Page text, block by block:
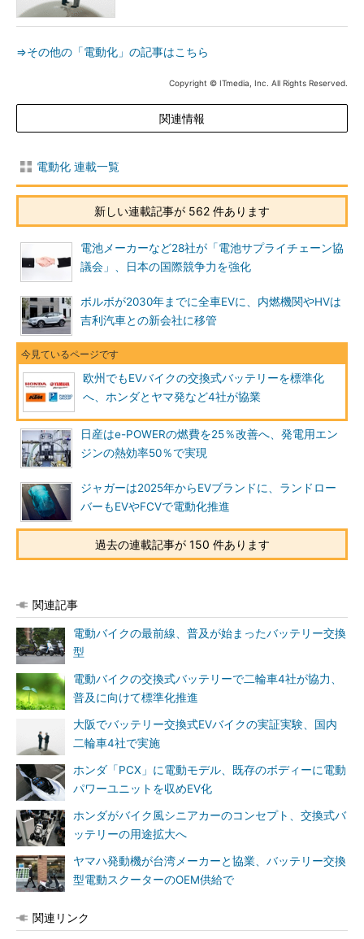
⇒その他の「電動化」の記事はこちら
Copyright © ITmedia, Inc. All Rights Reserved.
関連情報
電動化 連載一覧
新しい連載記事が 562 件あります
電池メーカーなど28社が「電池サプライチェーン協
議会」、日本の国際競争力を強化
ボルボが2030年までに全車EVに、内燃機関やHVは
吉利汽車との新会社に移管
欧州でもEVバイクの交換式バッテリーを標準化
へ、ホンダとヤマ発など4社が協業
日産はe-POWERの燃費を25％改善へ、発電用エン
ジンの熱効率50％で実現
ジャガーは2025年からEVブランドに、ランドロー
バーもEVやFCVで電動化推進
過去の連載記事が 150 件あります
関連記事
電動バイクの最前線、普及が始まったバッテリー交換
型
電動バイクの交換式バッテリーで二輪車4社が協力、
普及に向けて標準化推進
大阪でバッテリー交換式EVバイクの実証実験、国内
二輪車4社で実施
ホンダ「PCX」に電動モデル、既存のボディーに電動
パワーユニットを収めEV化
ホンダがバイク風シニアカーのコンセプト、交換式バ
ッテリーの用途拡大へ
ヤマハ発動機が台湾メーカーと協業、バッテリー交換
型電動スクーターのOEM供給で
関連リンク